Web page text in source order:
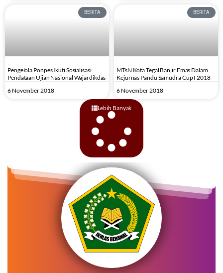
BERITA
Pengelola Ponpes Ikuti Sosialisasi
Pendataan Ujian Nasional Wajardikdas
6 November 2018
BERITA
MTsN Kota Tegal Banjir Emas Dalam
Kejurnas Pandu Samudra Cup I 2018
6 November 2018
Lebih Banyak